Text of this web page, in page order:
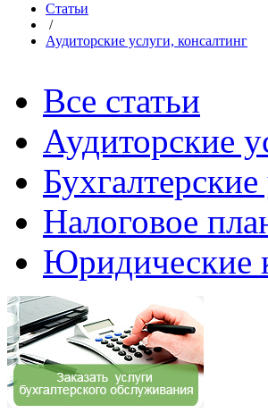
Статьи
/
Аудиторские услуги, консалтинг
Все статьи
Аудиторские
Налоговое
Юридические